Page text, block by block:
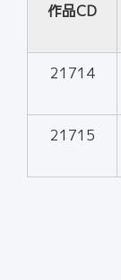
作品CD
21714
21715